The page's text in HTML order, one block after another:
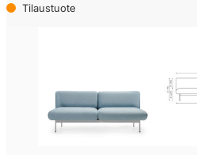
Tilaustuote